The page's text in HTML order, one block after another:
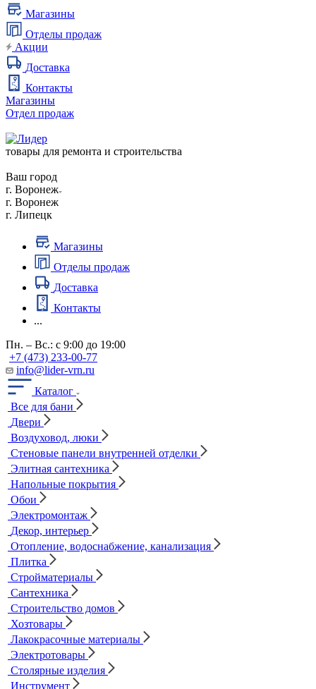
Магазины
Отделы продаж
Акции
Доставка
Контакты
Магазины
Отдел продаж
товары для ремонта и строительства
Ваш город
г. Воронеж
г. Воронеж
г. Липецк
Магазины
Отделы продаж
Доставка
Контакты
...
Пн. – Вс.: с 9:00 до 19:00
+7 (473) 233-00-77
info@lider-vrn.ru
Каталог
Все для бани
Двери
Воздуховод, люки
Стеновые панели внутренней отделки
Элитная сантехника
Напольные покрытия
Обои
Электромонтаж
Декор, интерьер
Отопление, водоснабжение, канализация
Плитка
Стройматериалы
Сантехника
Строительство домов
Хозтовары
Лакокрасочные материалы
Электротовары
Столярные изделия
Инструмент